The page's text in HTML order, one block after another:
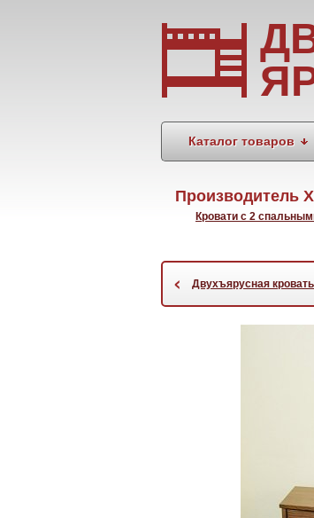
Каталог товаров
Производитель
Кровати с 2
‹ Двухъярусная